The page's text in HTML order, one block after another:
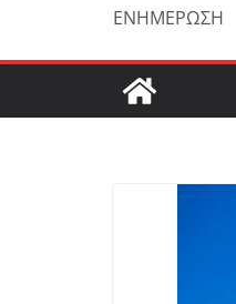
ΕΝΗΜΕΡΩΣΗ